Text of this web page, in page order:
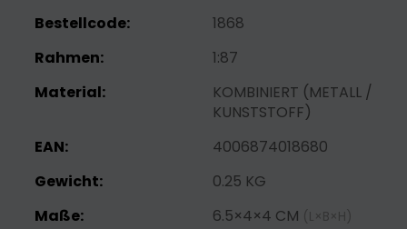
Bestellcode:
1868
Rahmen:
1:87
Material:
KOMBINIERT (METALL /
KUNSTSTOFF)
EAN:
4006874018680
Gewicht:
0.25 KG
Maße:
6.5×4×4 CM (L×B×H)